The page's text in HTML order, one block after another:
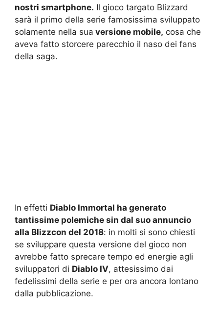
nostri smartphone. Il gioco targato Blizzard
sarà il primo della serie famosissima sviluppato
solamente nella sua versione mobile, cosa che
aveva fatto storcere parecchio il naso dei fans
della saga.
In effetti Diablo Immortal ha generato
tantissime polemiche sin dal suo annuncio
alla Blizzcon del 2018: in molti si sono chiesti
se sviluppare questa versione del gioco non
avrebbe fatto sprecare tempo ed energie agli
sviluppatori di Diablo IV, attesissimo dai
fedelissimi della serie e per ora ancora lontano
dalla pubblicazione.